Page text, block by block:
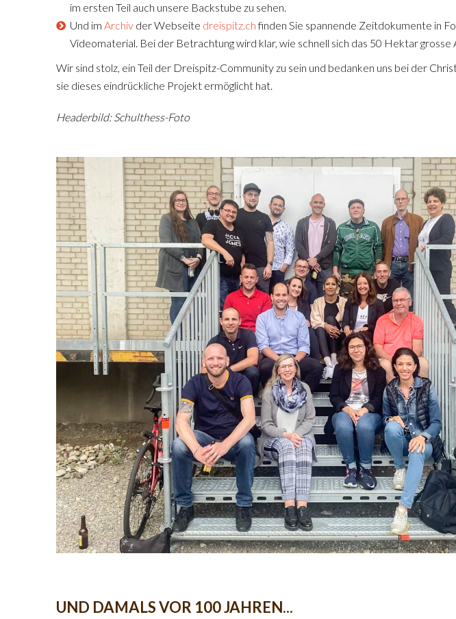
im ersten Teil auch unsere Backstube zu sehen.
Und im Archiv der Webseite dreispitz.chfinden Sie spannende Zeitdokumente in
Videomaterial. Bei der Betrachtung wird klar, wie schnell sich das 50 Hektar grosse
Wir sind stolz, ein Teil der Dreispitz-Community zu sein und bedanken uns bei der
sie dieses eindrückliche Projekt ermöglicht hat.
Headerbild: Schulthess-Foto
UND DAMALS VOR 100 JAHREN...